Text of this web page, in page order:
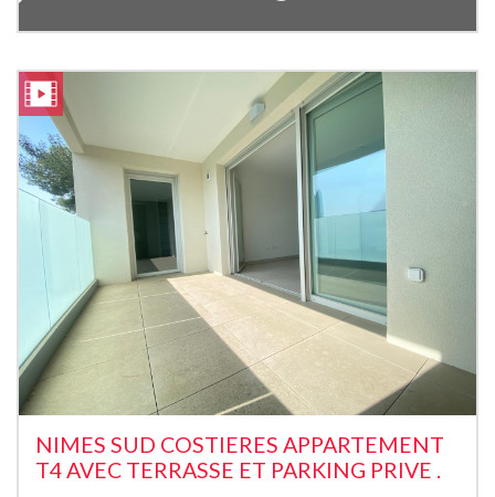
NIMES SUD COSTIERES APPARTEMENT
T4 AVEC TERRASSE ET PARKING PRIVE .